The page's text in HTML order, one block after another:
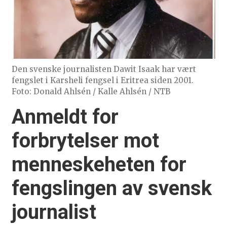
Den svenske journalisten Dawit Isaak har vært
fengslet i Karsheli fengsel i Eritrea siden 2001.
Foto: Donald Ahlsén / Kalle Ahlsén / NTB
Anmeldt for
forbrytelser mot
menneskeheten for
fengslingen av svensk
journalist